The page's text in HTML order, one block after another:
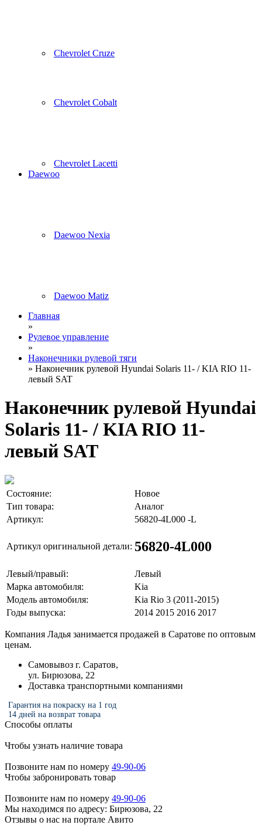
Chevrolet Cruze
Chevrolet Cobalt
Chevrolet Lacetti
Daewoo
Daewoo Nexia
Daewoo Matiz
Главная
»
Рулевое управление
»
Наконечники рулевой тяги
» Наконечник рулевой Hyundai Solaris 11- / KIA RIO 11-
левый SAT
Наконечник рулевой Hyundai
Solaris 11- / KIA RIO 11-
левый SAT
Состояние:
Новое
Тип товара:
Аналог
Артикул:
56820-4L000 -L
Артикул оригинальной детали: 56820-4L000
Левый/правый:
Левый
Марка автомобиля:
Kia
Модель автомобиля:
Kia Rio 3 (2011-2015)
Годы выпуска:
2014 2015 2016 2017
Компания Ладья занимается продажей в Саратове по оптовым
ценам.
Самовывоз г. Саратов,
ул. Бирюзова, 22
Доставка транспортными компаниями
Гарантия на покраску на 1 год
14 дней на возврат товара
Способы оплаты
Чтобы узнать наличие товара
Позвоните нам по номеру 49-90-06
Чтобы забронировать товар
Позвоните нам по номеру 49-90-06
Мы находимся по адресу: Бирюзова, 22
Отзывы о нас на портале Авито